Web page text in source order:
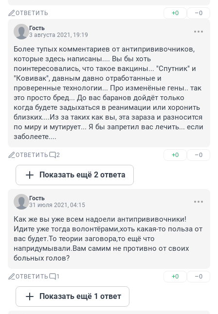
ОТВЕТИТЬ +0 –0
Гость
3 августа 2021, 19:19
Более тупых комментариев от антипрививочников,
которые здесь написаны.... Вы бы хоть
поинтересовались, что такое вакцины... "Спутник" и
"Ковивак", давным давно отработанные и
проверенные технологии... Про изменёные гены.. так
это просто бред... До вас баранов дойдёт только
когда будете задыхаться в реанимации или хоронить
близких....Из за таких как вы, эта зараза и разносится
по миру и мутирует... Я бы запретил вас лечить... если
заболеете....
ОТВЕТИТЬ 2 +0 –0
Показать ещё 2 ответа
Гость
31 июля 2021, 04:15
Как же вы уже всем надоели антипрививочники!
Идите уже тогда волонтёрами,хоть какая-то польза от
вас будет.То теории заговора,то ещё что
напридумывали.Вам самим не противно от своих
больных голов?
ОТВЕТИТЬ 1 +0 –0
Показать ещё 1 ответ